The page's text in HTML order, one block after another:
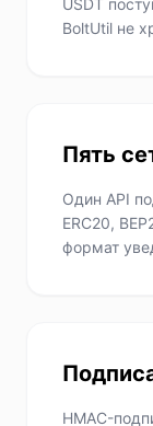
USDT
BoltUtil не
Пять
Один API
ERC20,
формат
HMAC-